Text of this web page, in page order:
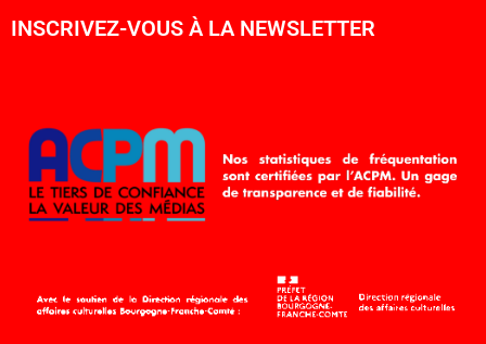
INSCRIVEZ-VOUS À LA NEWSLETTER